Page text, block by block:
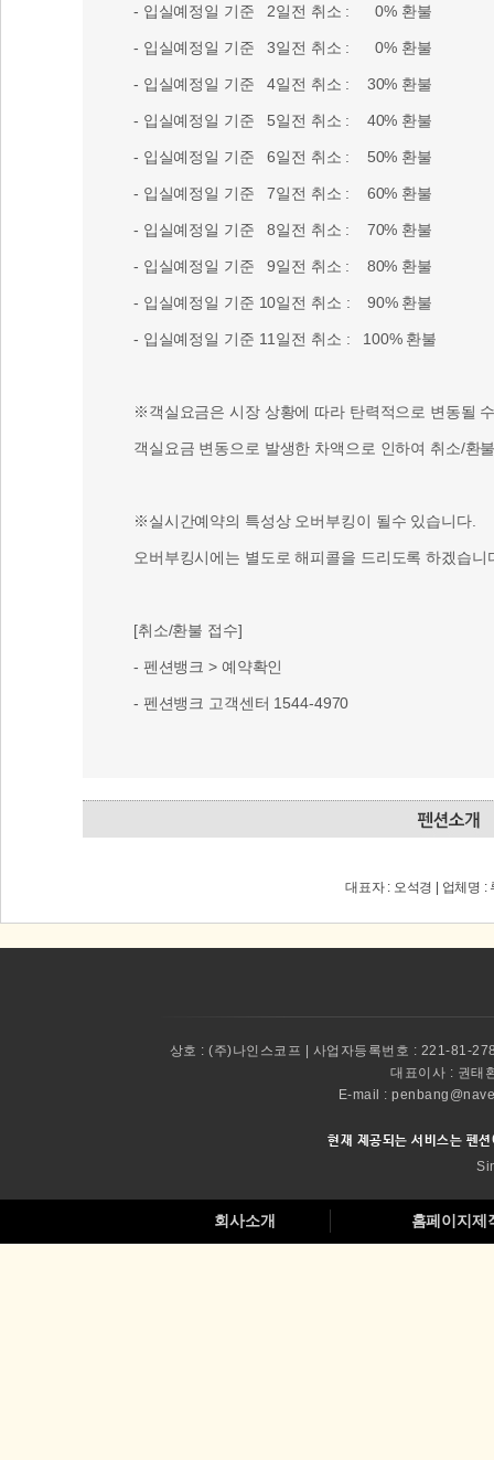
- 입실예정일 기준 2일전 취소 : 0% 환불
- 입실예정일 기준 3일전 취소 : 0% 환불
- 입실예정일 기준 4일전 취소 : 30% 환불
- 입실예정일 기준 5일전 취소 : 40% 환불
- 입실예정일 기준 6일전 취소 : 50% 환불
- 입실예정일 기준 7일전 취소 : 60% 환불
- 입실예정일 기준 8일전 취소 : 70% 환불
- 입실예정일 기준 9일전 취소 : 80% 환불
- 입실예정일 기준 10일전 취소 : 90% 환불
- 입실예정일 기준 11일전 취소 : 100% 환불
※객실요금은 시장 상황에 따라 탄력적으로 변동될
객실요금 변동으로 발생한 차액으로 인하여 취소/환
※실시간예약의 특성상 오버부킹이 될수 있습니다.
오버부킹시에는 별도로 해피콜을 드리도록 하겠습니
[취소/환불 접수]
- 펜션뱅크 > 예약확인
- 펜션뱅크 고객센터 1544-4970
대표자 : 오석경 | 업체명
상호 : (주)나인스코프 | 사업자등록번호 : 221-81-
대표이사 : 권태
E-mail :
현재 제공되는 서비스는 펜
회사소개 홈페이지제